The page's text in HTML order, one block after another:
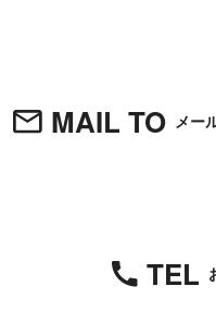
MAIL TO メー
TEL